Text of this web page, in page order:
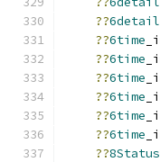
??
??6time
??6time
??6time
??6time
??6time
??6time
??